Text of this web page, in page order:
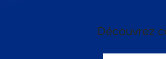
Découvrez